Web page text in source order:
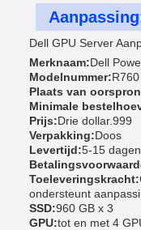
Dell GPU Server
Merknaam:Dell
Modelnummer:R760
Plaats van
Minimale
Prijs:Drie dollar.999
Verpakking:Doos
Levertijd:5-15 dagen
Toeleveringskracht:
ondersteunt
SSD:960 GB x 3
GPU:tot en met 4